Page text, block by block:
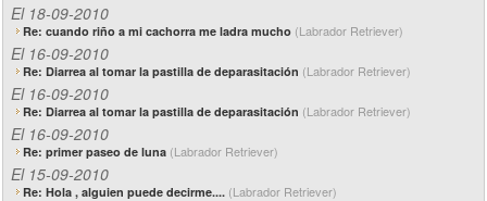
El 18-09-2010
Re: cuando riño a mi cachorra me ladra mucho (Labrador Retriever)
El 16-09-2010
Re: Diarrea al tomar la pastilla de deparasitación (Labrador Retriever)
El 16-09-2010
Re: Diarrea al tomar la pastilla de deparasitación (Labrador Retriever)
El 16-09-2010
Re: primer paseo de luna (Labrador Retriever)
El 15-09-2010
Re: Hola , alguien puede decirme.... (Labrador Retriever)